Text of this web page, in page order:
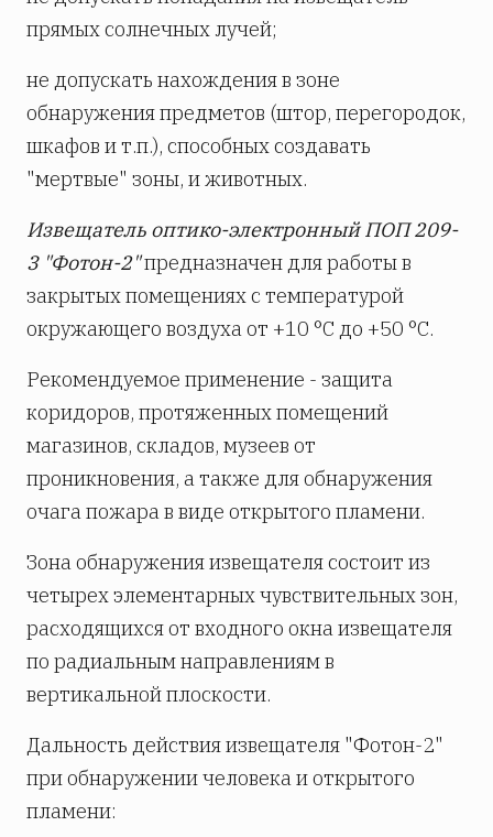
прямых солнечных лучей;
не допускать нахождения в зоне
обнаружения предметов (штор, перегородок,
шкафов и т.п.), способных создавать
"мертвые" зоны, и животных.
Извещатель оптико-электронный ПОП 209-
3 "Фотон-2"предназначен для работы в
закрытых помещениях с температурой
окружающего воздуха от +10 °С до +50 °С.
Рекомендуемое применение - защита
коридоров, протяженных помещений
магазинов, складов, музеев от
проникновения, а также для обнаружения
очага пожара в виде открытого пламени.
Зона обнаружения извещателя состоит из
четырех элементарных чувствительных зон,
расходящихся от входного окна извещателя
по радиальным направлениям в
вертикальной плоскости.
Дальность действия извещателя "Фотон-2"
при обнаружении человека и открытого
пламени: